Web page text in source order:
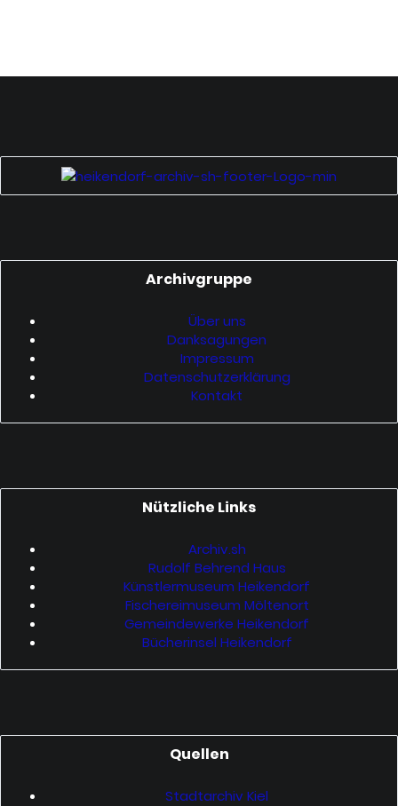
‎Archivgruppe
Über uns
Danksagungen
Impressum
Datenschutzerklärung
Kontakt
Nützliche Links
Archiv.sh
Rudolf Behrend Haus
Künstlermuseum Heikendorf
Fischereimuseum Möltenort
Gemeindewerke Heikendorf
Bücherinsel Heikendorf
Quellen
Stadtarchiv Kiel